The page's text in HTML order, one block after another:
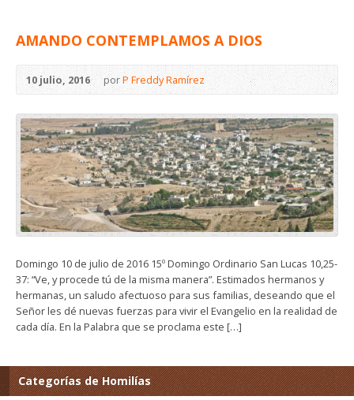
AMANDO CONTEMPLAMOS A DIOS
10 julio, 2016 porP Freddy Ramírez
Domingo 10 de julio de 2016 15º Domingo Ordinario San Lucas 10,25-
37: “Ve, y procede tú de la misma manera”. Estimados hermanos y
hermanas, un saludo afectuoso para sus familias, deseando que el
Señor les dé nuevas fuerzas para vivir el Evangelio en la realidad de
cada día. En la Palabra que se proclama este […]
Categorías de Homilías